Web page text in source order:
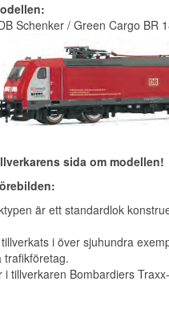
Schenker / Green Cargo BR
sida om modellen!
är ett standardlok
i över sjuhundra
trafikföretag.
i tillverkaren Bombardiers